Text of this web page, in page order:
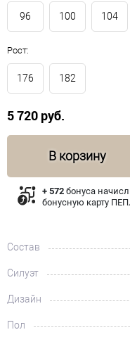
96 100 104
Рост:
176 182
5 720 руб.
В корзину
+ 572 бонуса
бонусную карту
Состав
Силуэт
Дизайн
Пол